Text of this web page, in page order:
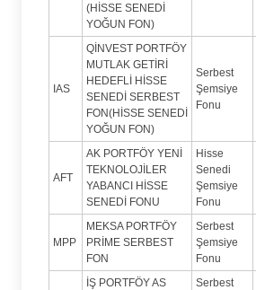
(HİSSE SENEDİ
YOĞUN FON)
IAS
QİNVEST PORTFÖY
MUTLAK GETİRİ
HEDEFLİ HİSSE
SENEDİ SERBEST
FON(HİSSE SENEDİ
YOĞUN FON)
Serbest
Şemsiye
Fonu
AFT
AK PORTFÖY YENİ
TEKNOLOJİLER
YABANCI HİSSE
SENEDİ FONU
Hisse
Senedi
Şemsiye
Fonu
MPP
MEKSA PORTFÖY
PRİME SERBEST
FON
Serbest
Şemsiye
Fonu
İŞ PORTFÖY AS
Serbest